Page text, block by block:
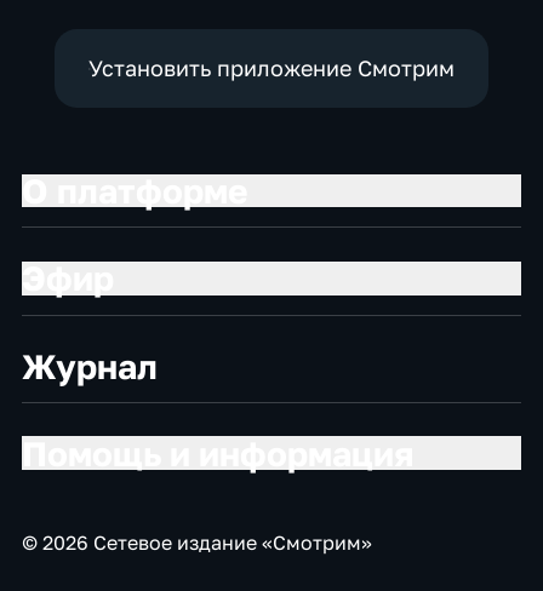
Установить приложение Смотрим
Журнал
© 2026 Сетевое издание «Смотрим»